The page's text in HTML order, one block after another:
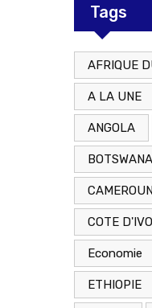
Tags
AFRIQUE
A LA UNE
ANGOLA
BOTSWANA
COTE
Economie
ETHIOPIE